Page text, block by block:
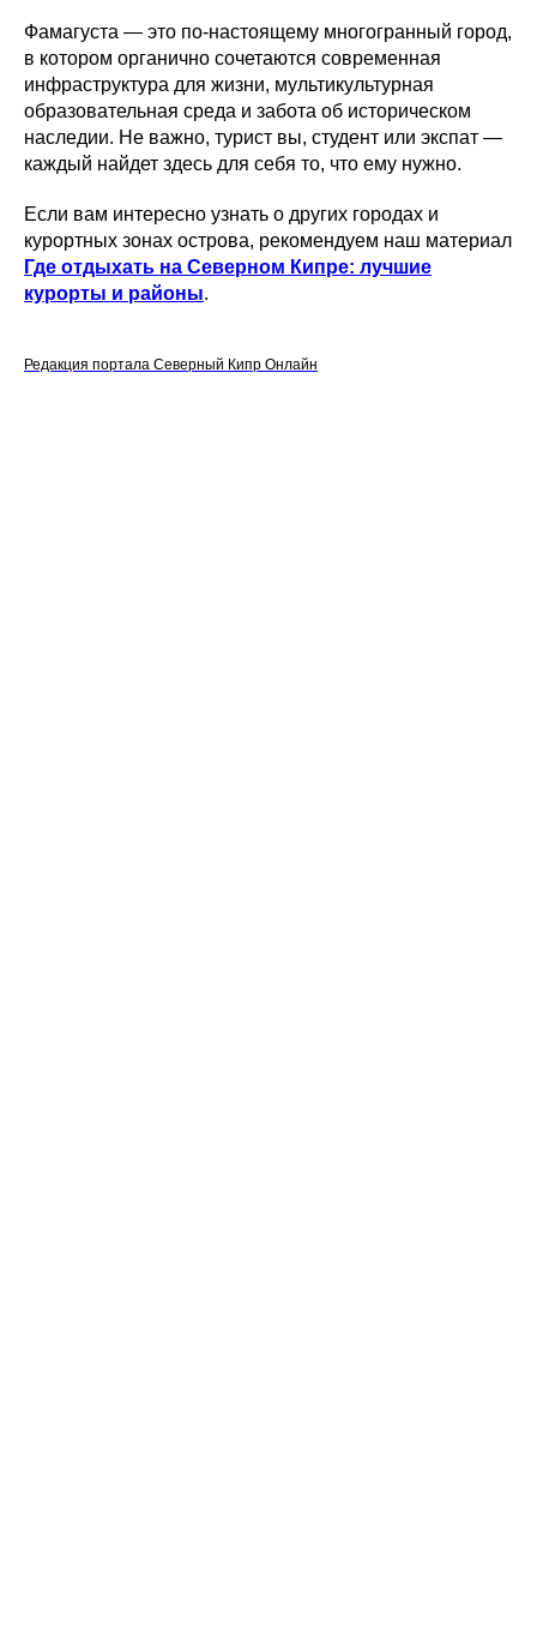
Фамагуста — это по-настоящему многогранный город,
в котором органично сочетаются современная
инфраструктура для жизни, мультикультурная
образовательная среда и забота об историческом
наследии. Не важно, турист вы, студент или экспат —
каждый найдет здесь для себя то, что ему нужно.
Если вам интересно узнать о других городах и
курортных зонах острова, рекомендуем наш материал
Где отдыхать на Северном Кипре: лучшие
курорты и районы.
Редакция портала Северный Кипр Онлайн